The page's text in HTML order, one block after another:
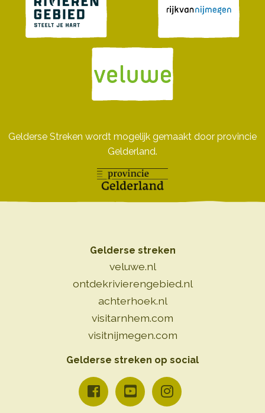
Gelderse Streken wordt mogelijk gemaakt door provincie
Gelderland.
Gelderse streken
veluwe.nl
ontdekrivierengebied.nl
achterhoek.nl
visitarnhem.com
visitnijmegen.com
Gelderse streken op social